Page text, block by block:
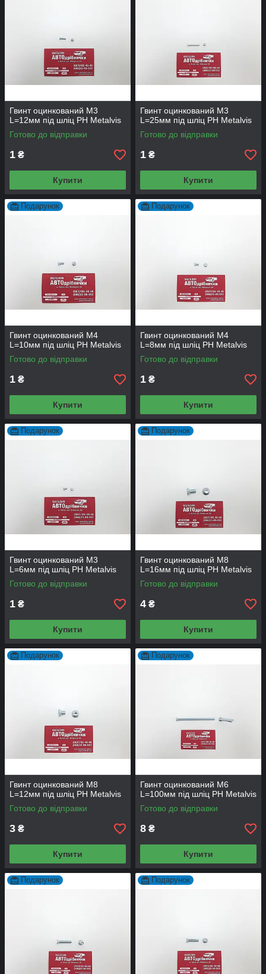
Гвинт оцинкований М3
L=12мм під шліц PH Metalvis
Готово до відправки
1 ₴
Купити
Гвинт оцинкований М3
L=25мм під шліц PH Metalvis
Готово до відправки
1 ₴
Купити
Подарунок
Гвинт оцинкований М4
L=10мм під шліц PH Metalvis
Готово до відправки
1 ₴
Купити
Подарунок
Гвинт оцинкований М4
L=8мм під шліц PH Metalvis
Готово до відправки
1 ₴
Купити
Подарунок
Гвинт оцинкований М3
L=6мм під шліц PH Metalvis
Готово до відправки
1 ₴
Купити
Подарунок
Гвинт оцинкований М8
L=16мм під шліц PH Metalvis
Готово до відправки
4 ₴
Купити
Подарунок
Гвинт оцинкований М8
L=12мм під шліц PH Metalvis
Готово до відправки
3 ₴
Купити
Подарунок
Гвинт оцинкований М6
L=100мм під шліц PH Metalvis
Готово до відправки
8 ₴
Купити
Подарунок Подарунок